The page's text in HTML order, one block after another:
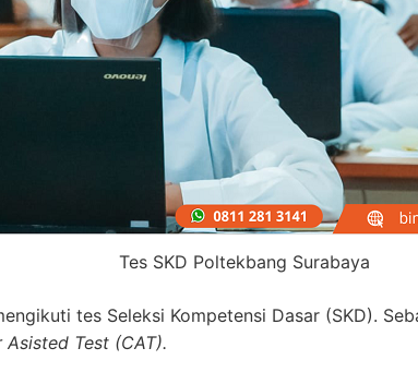
Tes SKD Poltekbang Surabaya
tes Seleksi Kompetensi Dasar (SKD).
Test (CAT).